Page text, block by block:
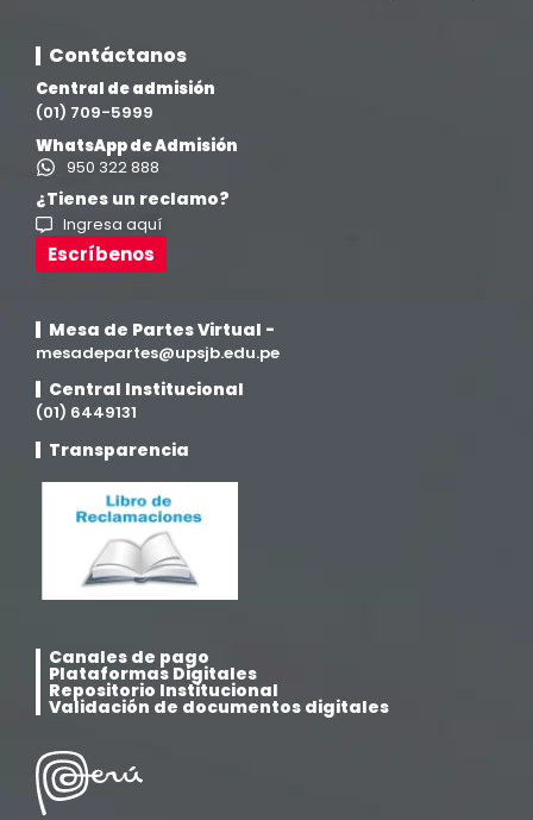
Contáctanos
Central de admisión
(01) 709-5999
WhatsApp de Admisión
950 322 888
¿Tienes un reclamo?
Ingresa aquí
Escríbenos
Mesa de Partes Virtual -
mesadepartes@upsjb.edu.pe
Central Institucional
(01) 6449131
Transparencia
Canales de pago
Plataformas Digitales
Repositorio Institucional
Validación de documentos digitales